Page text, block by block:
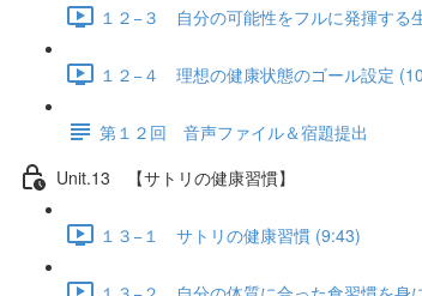
１２−３ 自分の可能性をフルに発揮する
１２−４ 理想の健康状態のゴール設定
第１２回 音声ファイル＆宿題提出
Unit.13 【サトリの健康習慣】
１３−１ サトリの健康習慣 (9:43)